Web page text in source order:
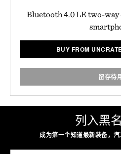
Bluetooth 4.0 LE two-
BUY FROM
留存待
列入黑名
成为第一个知道最新装备，汽